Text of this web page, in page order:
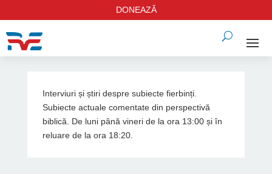
DONEAZĂ
Interviuri și știri despre subiecte fierbinți.
Subiecte actuale comentate din perspectivă
biblică. De luni până vineri de la ora 13:00 și în
reluare de la ora 18:20.